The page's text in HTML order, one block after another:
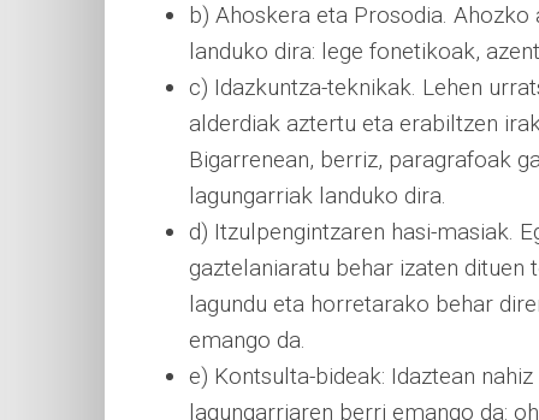
b) Ahoskera eta Prosodia.
landuko dira: lege fonetikoak,
c) Idazkuntza-teknikak. Lehen
alderdiak aztertu eta erabiltzen
Bigarrenean, berriz, paragrafoak
lagungarriak landuko dira.
d) Itzulpengintzaren hasi-masiak.
gaztelaniaratu behar izaten
lagundu eta horretarako behar
emango da.
e) Kontsulta-bideak: Idaztean
lagungarriaren berri emango da: